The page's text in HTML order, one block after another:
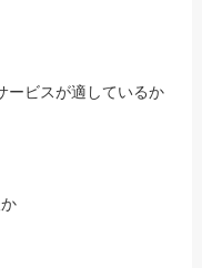
ービスが適しているか